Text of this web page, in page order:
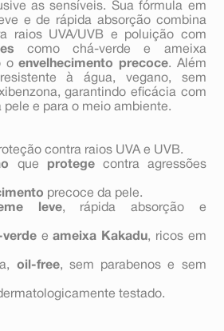
as sensíveis. Sua fórmula em
e de rápida absorção combina
raios UVA/UVB e poluição com
como chá-verde e ameixa
oenvelhecimento precoce. Além
à água, vegano, sem
garantindo eficácia com
pele e para o meio ambiente.
contra raios UVA e UVB.
que protegecontra agressões
precoce da pele.
leve, rápida absorção e
verdeeameixa Kakadu, ricos em
oil-free, sem parabenos e sem
testado.